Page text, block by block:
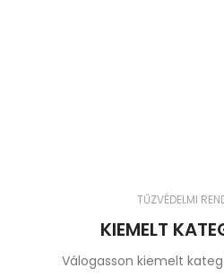
TŰZVÉDELMI
KIEMELT
Válogasson kiemelt